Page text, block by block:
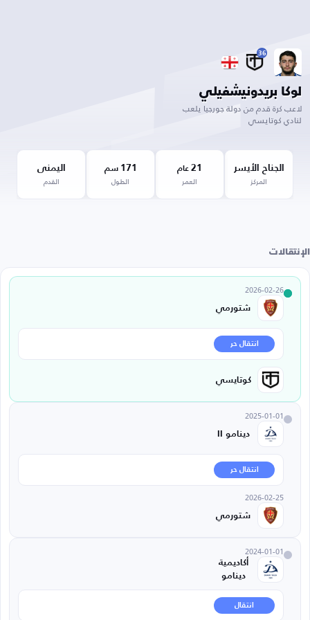
36
لوكا بريدونيشفيلي
لاعب كرة قدم من دولة ‫جورجيا يلعب
لنادي كوتايسي
الجناح الأيسر
المركز
21 عام
العمر
171 سم
الطول
اليمنى
القدم
الإنتقالات
2026-02-26
شتورمي
انتقال حر
كوتايسي
2025-01-01
دينامو II
انتقال حر
2026-02-25
شتورمي
2024-01-01
أكاديمية
دينامو
انتقال